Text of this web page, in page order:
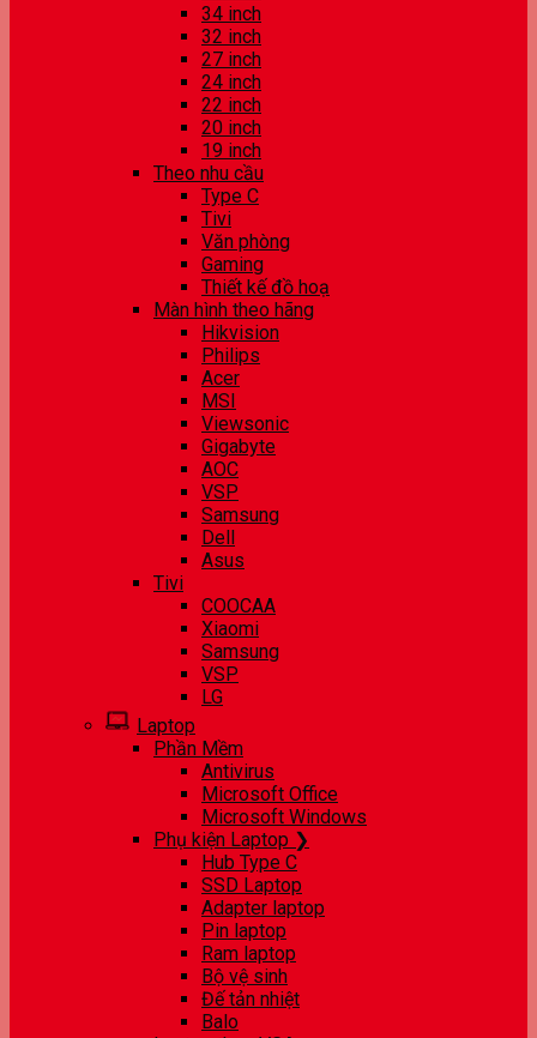
34 inch
32 inch
27 inch
24 inch
22 inch
20 inch
19 inch
Theo nhu cầu
Type C
Tivi
Văn phòng
Gaming
Thiết kế đồ hoạ
Màn hình theo hãng
Hikvision
Philips
Acer
MSI
Viewsonic
Gigabyte
AOC
VSP
Samsung
Dell
Asus
Tivi
COOCAA
Xiaomi
Samsung
VSP
LG
Laptop
Phần Mềm
Antivirus
Microsoft Office
Microsoft Windows
Phụ kiện Laptop ❯
Hub Type C
SSD Laptop
Adapter laptop
Pin laptop
Ram laptop
Bộ vệ sinh
Đế tản nhiệt
Balo